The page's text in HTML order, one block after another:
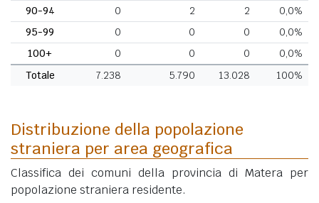
90-94
0 2 2
0,0%
95-99
0 0 0
0,0%
100+
0 0 0
0,0%
Totale
7.238 5.790 13.028 100%
Distribuzione della popolazione
straniera per area geografica
Classifica dei comuni della provincia di Matera per
popolazione straniera residente.